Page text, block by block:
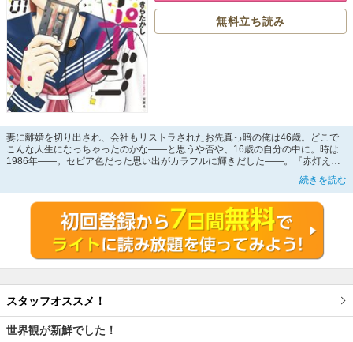
無料立ち読み
妻に離婚を切り出され、会社もリストラされたお先真っ暗の俺は46歳。どこで
こんな人生になっちゃったのかな――と思うや否や、16歳の自分の中に。時は
1986年――。セピア色だった思い出がカラフルに輝きだした――。『赤灯えれ
じい』『ケッチン』『凸凹 DEKOBOKO』を放ってきた青春マンガの名手が贈る
続きを読む
スタッフオススメ！
世界観が新鮮でした！